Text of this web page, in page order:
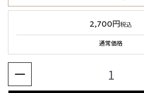
2,700円税込
通常価格